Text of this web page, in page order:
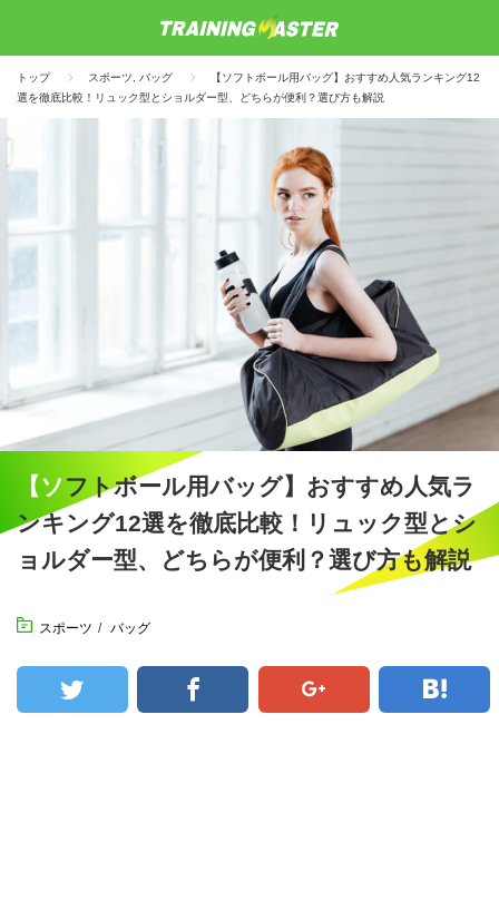
トップ スポーツ バッグ
【ソフトボール用バッグ】おすすめ人気ランキング12
選を徹底比較！リュック型とショルダー型、どちらが便利？選び方も解説
【ソフトボール用バッグ】おすすめ人気ラ
ンキング12選を徹底比較！リュック型とシ
ョルダー型、どちらが便利？選び方も解説
スポーツ / バッグ